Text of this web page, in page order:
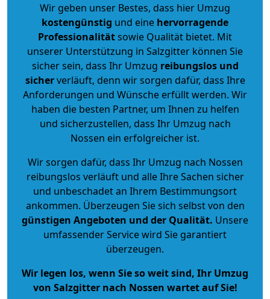
Wir geben unser Bestes, dass hier Umzug
kostengünstig und eine hervorragende
Professionalitätsowie Qualität bietet. Mit
unserer Unterstützung in Salzgitter können Sie
sicher sein, dass Ihr Umzug reibungslos und
sicherverläuft, denn wir sorgen dafür, dass Ihre
Anforderungen und Wünsche erfüllt werden. Wir
haben die besten Partner, um Ihnen zu helfen
und sicherzustellen, dass Ihr Umzug nach
Nossen ein erfolgreicher ist.
Wir sorgen dafür, dass Ihr Umzug nach Nossen
reibungslos verläuft und alle Ihre Sachen sicher
und unbeschadet an Ihrem Bestimmungsort
ankommen. Überzeugen Sie sich selbst von den
günstigen Angeboten und der Qualität. Unsere
umfassender Service wird Sie garantiert
überzeugen.
Wir legen los, wenn Sie so weit sind, Ihr Umzug
von Salzgitter nach Nossen wartet auf Sie!